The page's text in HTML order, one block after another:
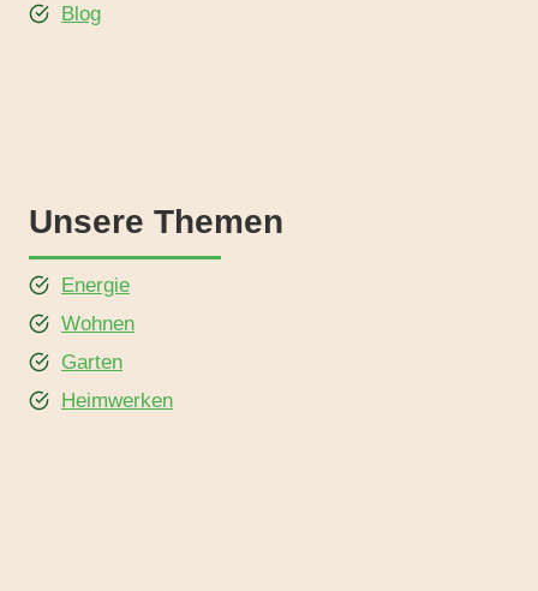
Blog
Unsere Themen
Energie
Wohnen
Garten
Heimwerken